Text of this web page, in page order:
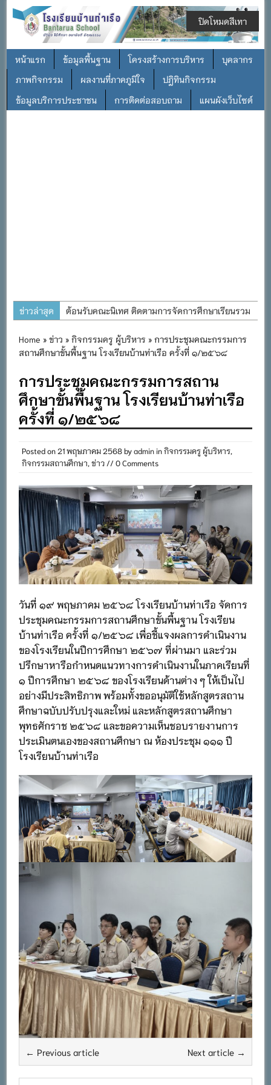
หน้าแรก ข้อมูลพื้นฐาน โครงสร้างการบริหาร
บุคลากร
ภาพกิจกรรม
ผลงานที่ภาคภูมิใจ
ปฎิทินกิจกรรม
ข้อมูลบริการประชาชน
การติดต่อสอบถาม แผนผังเว็บไซต์
ข่าวล่าสุด
ต้อนรับคณะนิเทศ ติดตามการจัดการศึกษาเรียนรวม
การอบรมการจัดทำแผนพัฒนาการจัดการศึกษาและ
แผนปฏิบัติการประจำปีของโรงเรียนในสังกัด
สำนักงานเขตพื้นที่การศึกษาประถมศึกษาภูเก็ต
พิธีถวายเครื่องราชสักการะ วางพานพุ่ม และจุด
เทียนถวายพระพรชัยมงคล เนื่องในโอกาสวันเฉลิม
พระชนมพรรษา พระบาทสมเด็จพระเจ้าอยู่หัว ๒๘
กรกฎาคม ๒๕๖๙
กิจกรรมถวายเทียนพรรษา สืบสานพระพุทธศาสนา
เนื่องในวันอาสาฬหบูชาและวันเข้าพรรษา
กิจกรรม SAFETY FOR KIDS เสริมสร้างวินัยและ
ความปลอดภัยในการใช้รถใช้ถนน
Home »ข่าว »กิจกรรมครู ผู้บริหาร » การประชุมคณะกรรมการ
สถานศึกษาขั้นพื้นฐาน โรงเรียนบ้านท่าเรือ ครั้งที่ ๑/๒๕๖๘
การประชุมคณะกรรมการสถาน
ศึกษาขั้นพื้นฐาน โรงเรียนบ้านท่าเรือ
ครั้งที่ ๑/๒๕๖๘
Posted on21 พฤษภาคม 2568byadmininกิจกรรมครู ผู้บริหาร,
กิจกรรมสถานศึกษา,ข่าว // 0 Comments
วันที่ ๑๙ พฤษภาคม ๒๕๖๘ โรงเรียนบ้านท่าเรือ จัดการ
ประชุมคณะกรรมการสถานศึกษาขั้นพื้นฐาน โรงเรียน
บ้านท่าเรือ ครั้งที่ ๑/๒๕๖๘ เพื่อชี้แจงผลการดำเนินงาน
ของโรงเรียนในปีการศึกษา ๒๕๖๗ ที่ผ่านมา และร่วม
ปรึกษาหารือกำหนดแนวทางการดำเนินงานในภาคเรียนที่
๑ ปีการศึกษา ๒๕๖๘ ของโรงเรียนด้านต่าง ๆ ให้เป็นไป
อย่างมีประสิทธิภาพ พร้อมทั้งขออนุมัติใช้หลักสูตรสถาน
ศึกษาฉบับปรับปรุงและใหม่ และหลักสูตรสถานศึกษา
พุทธศักราช ๒๕๖๘ และขอความเห็นชอบรายงานการ
ประเมินตนเองของสถานศึกษา ณ ห้องประชุม ๑๑๑ ปี
โรงเรียนบ้านท่าเรือ
← Previous article Next article →
ปิดโหมดสีเทา